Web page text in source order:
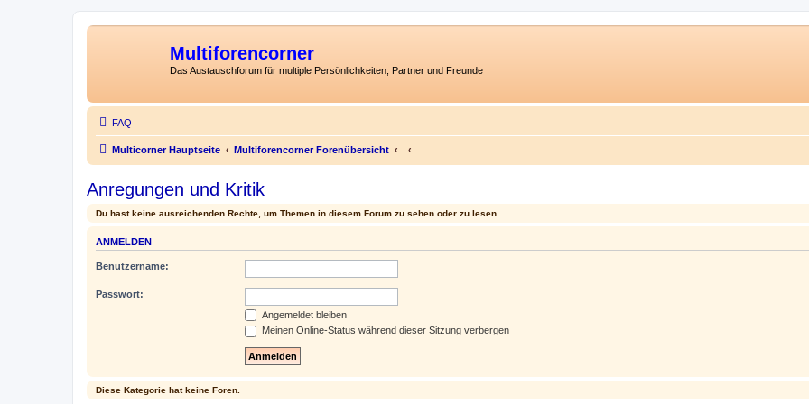
Multiforencorner
Das Austauschforum für multiple Persönlichkeiten, Partner und Freunde
FAQ
Multicorner Hauptseite Multiforencorner Forenübersicht
Anregungen und Kritik
Du hast keine ausreichenden Rechte, um Themen in diesem Forum zu sehen oder zu lesen.
ANMELDEN
Benutzername:
Passwort:
Angemeldet bleiben
Meinen Online-Status während dieser Sitzung verbergen
Diese Kategorie hat keine Foren.